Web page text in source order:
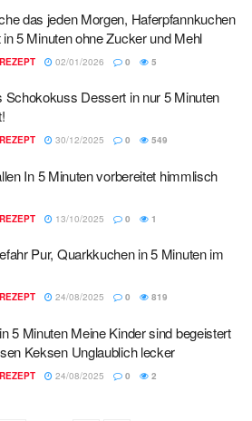
das jeden Morgen, Haferpfannkuchen
5 Minuten ohne Zucker und Mehl
02/01/2026 0 5
Schokokuss Dessert in nur 5 Minuten
30/12/2025 0 549
In 5 Minuten vorbereitet himmlisch
13/10/2025 0 1
Pur, Quarkkuchen in 5 Minuten im
24/08/2025 0 819
5 Minuten Meine Kinder sind begeistert
Keksen Unglaublich lecker
24/08/2025 0 2